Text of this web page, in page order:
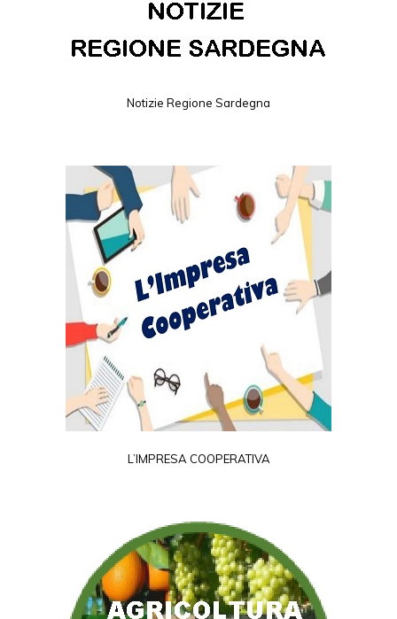
Notizie Regione Sardegna
L’IMPRESA COOPERATIVA